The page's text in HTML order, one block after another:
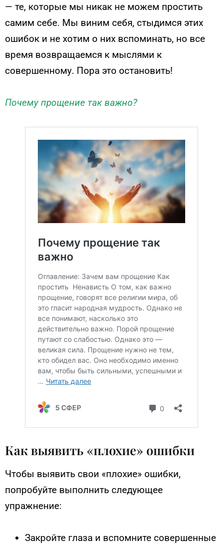
— те, которые мы никак не можем простить
самим себе. Мы виним себя, стыдимся этих
ошибок и не хотим о них вспоминать, но все
время возвращаемся к мыслями к
совершенному. Пора это остановить!
Почему прощение так важно?
Как выявить «плохие» ошибки
Чтобы выявить свои «плохие» ошибки,
попробуйте выполнить следующее
упражнение:
Закройте глаза и вспомните совершенные